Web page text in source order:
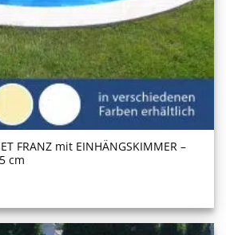
FRANZ mit EINHÄNGSKIMMER –
cm